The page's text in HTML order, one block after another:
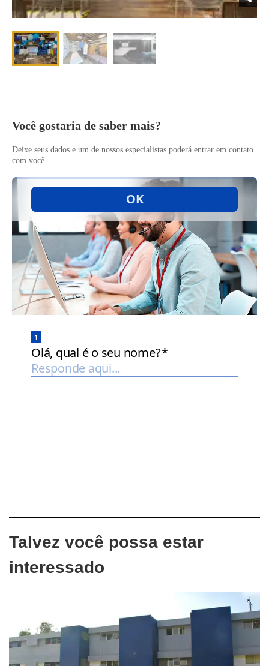
Você gostaria de saber mais?
Deixe seus dados e um de nossos especialistas poderá entrar em contato
com você.
Talvez você possa estar
interessado